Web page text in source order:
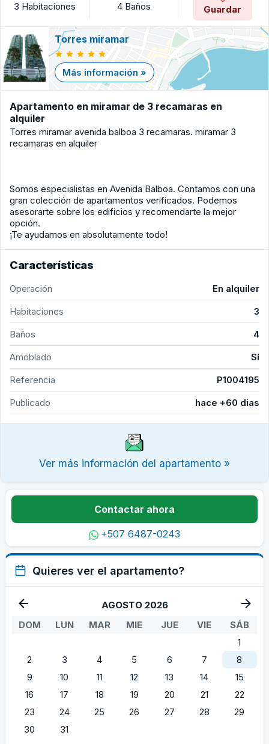
3 Habitaciones 4 Baños Guardar
Torres miramar
Más información »
Apartamento en miramar de 3 recamaras en
alquiler
Torres miramar avenida balboa 3 recamaras. miramar 3
recamaras en alquiler
Somos especialistas en Avenida Balboa. Contamos con una
gran colección de apartamentos verificados. Podemos
asesorarte sobre los edificios y recomendarte la mejor
opción.
¡Te ayudamos en absolutamente todo!
Características
Operación
En alquiler
Habitaciones
3
Baños
4
Amoblado
Sí
Referencia
P1004195
Publicado
hace +60 dias
Ver más información del apartamento »
Contactar ahora
+507 6487-0243
Quieres ver el apartamento?
AGOSTO 2026
DOM
LUN MAR MIE JUE VIE
SÁB
1
2
3 4 5 6 7
8
9
10 11 12 13 14
15
16
17 18 19 20 21
22
23
24 25 26 27 28
29
30
31